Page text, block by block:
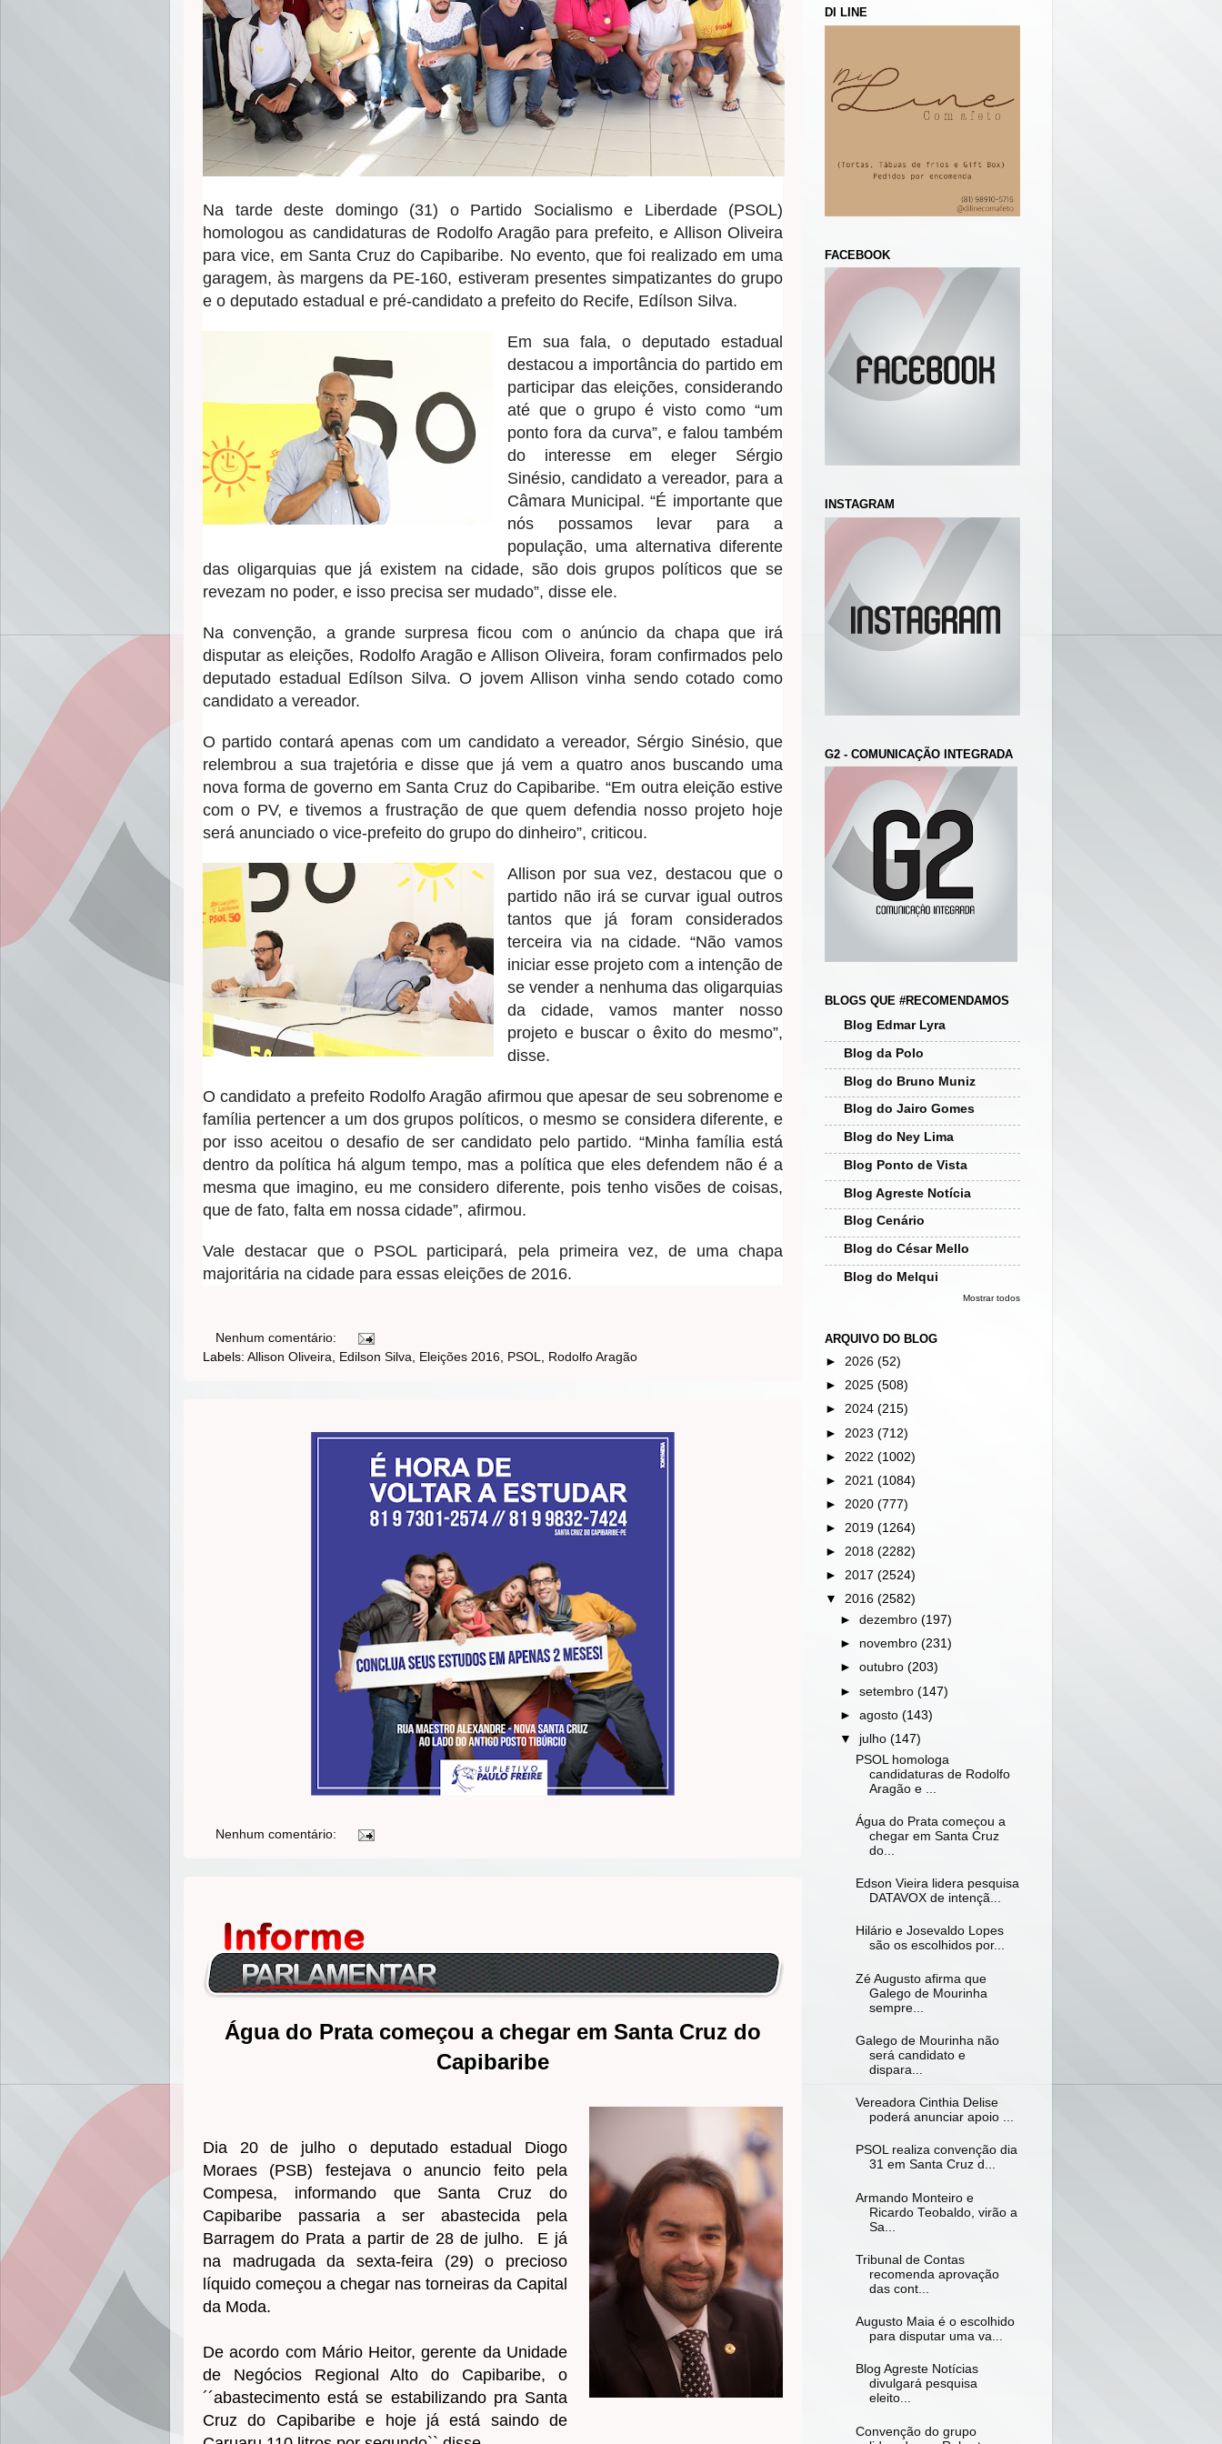
Na tarde deste domingo (31) o Partido Socialismo e Liberdade (PSOL)
homologou as candidaturas de Rodolfo Aragão para prefeito, e Allison Oliveira
para vice, em Santa Cruz do Capibaribe. No evento, que foi realizado em uma
garagem, às margens da PE-160, estiveram presentes simpatizantes do grupo
e o deputado estadual e pré-candidato a prefeito do Recife, Edílson Silva.
Em sua fala, o deputado estadual
destacou a importância do partido em
participar das eleições, considerando
até que o grupo é visto como “um
ponto fora da curva”, e falou também
do interesse em eleger Sérgio
Sinésio, candidato a vereador, para a
Câmara Municipal. “É importante que
nós possamos levar para a
população, uma alternativa diferente
das oligarquias que já existem na cidade, são dois grupos políticos que se
revezam no poder, e isso precisa ser mudado”, disse ele.
Na convenção, a grande surpresa ficou com o anúncio da chapa que irá
disputar as eleições, Rodolfo Aragão e Allison Oliveira, foram confirmados pelo
deputado estadual Edílson Silva. O jovem Allison vinha sendo cotado como
candidato a vereador.
O partido contará apenas com um candidato a vereador, Sérgio Sinésio, que
relembrou a sua trajetória e disse que já vem a quatro anos buscando uma
nova forma de governo em Santa Cruz do Capibaribe. “Em outra eleição estive
com o PV, e tivemos a frustração de que quem defendia nosso projeto hoje
será anunciado o vice-prefeito do grupo do dinheiro”, criticou.
Allison por sua vez, destacou que o
partido não irá se curvar igual outros
tantos que já foram considerados
terceira via na cidade. “Não vamos
iniciar esse projeto com a intenção de
se vender a nenhuma das oligarquias
da cidade, vamos manter nosso
projeto e buscar o êxito do mesmo”,
disse.
O candidato a prefeito Rodolfo Aragão afirmou que apesar de seu sobrenome e
família pertencer a um dos grupos políticos, o mesmo se considera diferente, e
por isso aceitou o desafio de ser candidato pelo partido. “Minha família está
dentro da política há algum tempo, mas a política que eles defendem não é a
mesma que imagino, eu me considero diferente, pois tenho visões de coisas,
que de fato, falta em nossa cidade”, afirmou.
Vale destacar que o PSOL participará, pela primeira vez, de uma chapa
majoritária na cidade para essas eleições de 2016.
Nenhum comentário:
Labels: Allison Oliveira Edilson Silva Eleições 2016 PSOL Rodolfo Aragão
Nenhum comentário:
Água do Prata começou a chegar em Santa Cruz do
Capibaribe
Dia 20 de julho o deputado estadual Diogo
Moraes (PSB) festejava o anuncio feito pela
Compesa, informando que Santa Cruz do
Capibaribe passaria a ser abastecida pela
Barragem do Prata a partir de 28 de julho. E já
na madrugada da sexta-feira (29) o precioso
líquido começou a chegar nas torneiras da Capital
da Moda.
De acordo com Mário Heitor, gerente da Unidade
de Negócios Regional Alto do Capibaribe, o
´´abastecimento está se estabilizando pra Santa
Cruz do Capibaribe e hoje já está saindo de
DI LINE
FACEBOOK
INSTAGRAM
G2 - COMUNICAÇÃO INTEGRADA
BLOGS QUE #RECOMENDAMOS
Blog Edmar Lyra
Blog da Polo
Blog do Bruno Muniz
Blog do Jairo Gomes
Blog do Ney Lima
Blog Ponto de Vista
Blog Agreste Notícia
Blog Cenário
Blog do César Mello
Blog do Melqui
Mostrar todos
ARQUIVO DO BLOG
► 2026 (52)
► 2025 (508)
► 2024 (215)
► 2023 (712)
► 2022 (1002)
► 2021 (1084)
► 2020 (777)
► 2019 (1264)
► 2018 (2282)
► 2017 (2524)
▼ 2016 (2582)
►dezembro(197)
► novembro(231)
►outubro(203)
►setembro(147)
►agosto(143)
▼ julho(147)
PSOL homologa
candidaturas de Rodolfo
Aragão e ...
Água do Prata começou a
chegar em Santa Cruz
do...
Edson Vieira lidera pesquisa
DATAVOX de intençã...
Hilário e Josevaldo Lopes
são os escolhidos por...
Zé Augusto afirma que
Galego de Mourinha
sempre...
Galego de Mourinha não
será candidato e
dispara...
Vereadora Cinthia Delise
poderá anunciar apoio ...
PSOL realiza convenção dia
31 em Santa Cruz d...
Armando Monteiro e
Ricardo Teobaldo, virão a
Sa...
Tribunal de Contas
recomenda aprovação
das cont...
Augusto Maia é o escolhido
para disputar uma va...
Blog Agreste Notícias
divulgará pesquisa
eleito...
Convenção do grupo